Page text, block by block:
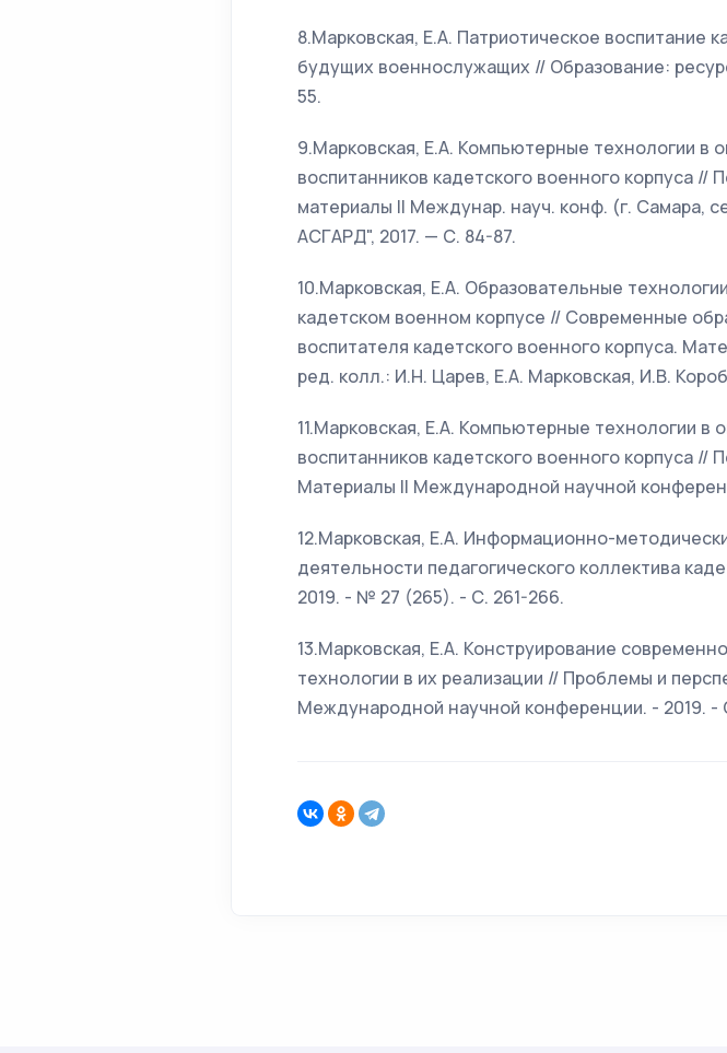
8.Марковская, Е.А. Патриотическое воспитание
будущих военнослужащих // Образование:
55.
9.Марковская, Е.А. Компьютерные технологии в
воспитанников кадетского военного корпуса
материалы II Междунар. науч. конф. (г. Самара,
АСГАРД", 2017. — С. 84-87.
10.Марковская, Е.А. Образовательные
кадетском военном корпусе // Современные
воспитателя кадетского военного корпуса.
ред. колл.: И.Н. Царев, Е.А. Марковская, И.В.
11.Марковская, Е.А. Компьютерные технологии в
воспитанников кадетского военного корпуса
Материалы II Международной научной
12.Марковская, Е.А. Информационно-
деятельности педагогического коллектива
2019. - № 27 (265). - С. 261-266.
13.Марковская, Е.А. Конструирование
технологии в их реализации // Проблемы и
Международной научной конференции. - 2019. -